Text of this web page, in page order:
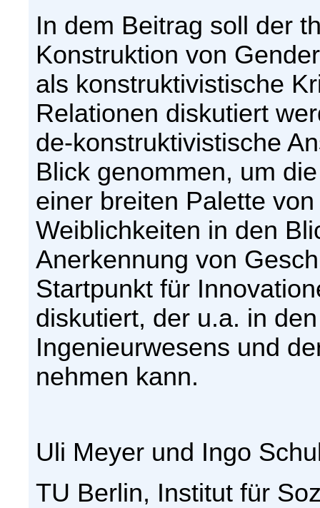
In dem Beitrag soll der
Konstruktion von
als konstruktivistische
Relationen diskutiert
de-konstruktivistische
Blick genommen, um
einer breiten Palette
Weiblichkeiten in den
Anerkennung von
Startpunkt für
diskutiert, der u.a. in
Ingenieurwesens und
nehmen kann.
Uli Meyer und Ingo
TU Berlin, Institut für